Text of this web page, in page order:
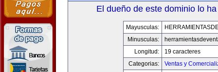
El dueño de este dominio lo
Mayusculas:
Minusculas:
Longitud:
19 caracteres
Categorias:
Ventas y